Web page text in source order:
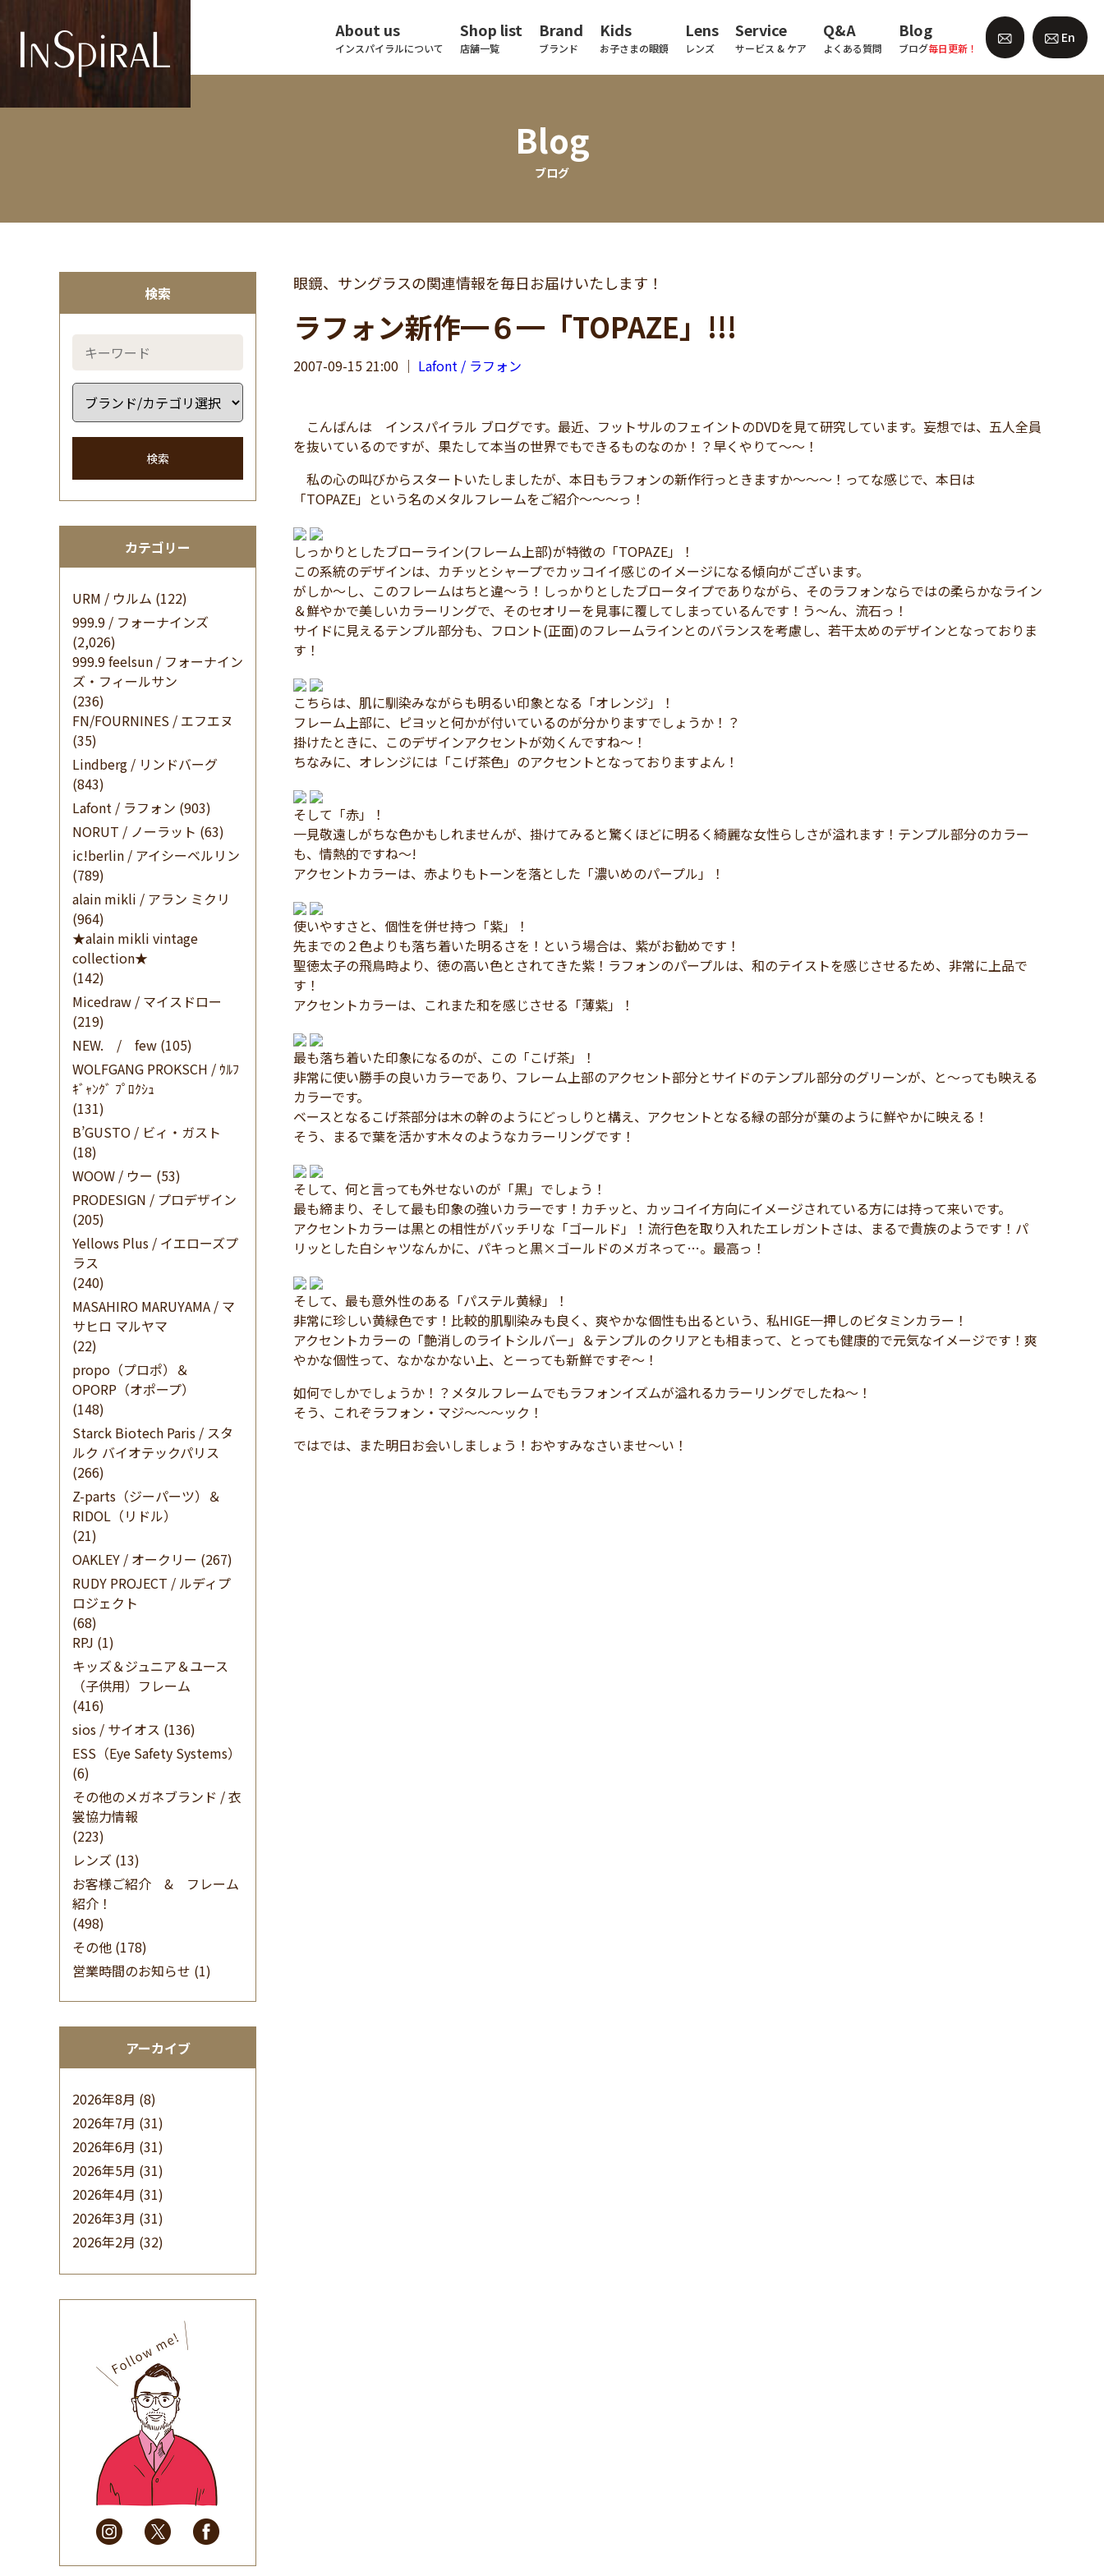
About us
インスパイラルについて
Shop list
店舗一覧
Brand
ブランド
Kids
お子さまの眼鏡
Lens
レンズ
Service
サービス & ケア
Q&A
よくある質問
Blog
ブログ毎日更新！
En
Blog
ブログ
検索
検索
カテゴリー
URM / ウルム (122)
999.9 / フォーナインズ
(2,026)
999.9 feelsun / フォーナイン
ズ・フィールサン
(236)
FN/FOURNINES / エフエヌ
(35)
Lindberg / リンドバーグ
(843)
Lafont / ラフォン (903)
NORUT / ノーラット (63)
ic!berlin / アイシーベルリン
(789)
alain mikli / アラン ミクリ
(964)
★alain mikli vintage
collection★
(142)
Micedraw / マイスドロー
(219)
NEW. / few (105)
WOLFGANG PROKSCH / ｳﾙﾌ
ｷﾞｬﾝｸﾞ ﾌﾟﾛｸｼｭ
(131)
B’GUSTO / ビィ・ガスト
(18)
WOOW / ウー (53)
PRODESIGN / プロデザイン
(205)
Yellows Plus / イエローズプ
ラス
(240)
MASAHIRO MARUYAMA / マ
サヒロ マルヤマ
(22)
propo（プロポ）＆
OPORP（オポープ）
(148)
Starck Biotech Paris / スタ
ルク バイオテックパリス
(266)
Z-parts（ジーパーツ）＆
RIDOL（リドル）
(21)
OAKLEY / オークリー (267)
RUDY PROJECT / ルディプ
ロジェクト
(68)
RPJ (1)
キッズ＆ジュニア＆ユース
（子供用）フレーム
(416)
sios / サイオス (136)
ESS（Eye Safety Systems）
(6)
その他のメガネブランド / 衣
裳協力情報
(223)
レンズ (13)
お客様ご紹介 & フレーム
紹介！
(498)
その他 (178)
営業時間のお知らせ (1)
アーカイブ
2026年8月 (8)
2026年7月 (31)
2026年6月 (31)
2026年5月 (31)
2026年4月 (31)
2026年3月 (31)
2026年2月 (32)
(32)
2025年9月(30)
2025年8月(31)
2025年7月(37)
2025年6月(48)
2025年5月
(41)
2025年4月
(32)
2025年3月(31)
2025年2月
(28)
2025年1月
(34)
眼鏡、サングラスの関連情報を毎日お届けいたします！
ラフォン新作━６━「TOPAZE」!!!
2007-09-15 21:00 ｜ Lafont / ラフォン
こんばんは インスパイラル ブログです。最近、フットサルのフェイントのDVDを見て研究しています。妄想では、五人全員
を抜いているのですが、果たして本当の世界でもできるものなのか！？早くやりて～～！
私の心の叫びからスタートいたしましたが、本日もラフォンの新作行っときますか～～～！ってな感じで、本日は
「TOPAZE」という名のメタルフレームをご紹介～～～っ！
しっかりとしたブローライン(フレーム上部)が特徴の「TOPAZE」！
この系統のデザインは、カチッとシャープでカッコイイ感じのイメージになる傾向がございます。
がしか～し、このフレームはちと違～う！しっかりとしたブロータイプでありながら、そのラフォンならではの柔らかなライン
＆鮮やかで美しいカラーリングで、そのセオリーを見事に覆してしまっているんです！う～ん、流石っ！
サイドに見えるテンプル部分も、フロント(正面)のフレームラインとのバランスを考慮し、若干太めのデザインとなっておりま
す！
こちらは、肌に馴染みながらも明るい印象となる「オレンジ」！
フレーム上部に、ピヨッと何かが付いているのが分かりますでしょうか！？
掛けたときに、このデザインアクセントが効くんですね～！
ちなみに、オレンジには「こげ茶色」のアクセントとなっておりますよん！
そして「赤」！
一見敬遠しがちな色かもしれませんが、掛けてみると驚くほどに明るく綺麗な女性らしさが溢れます！テンプル部分のカラー
も、情熱的ですね～!
アクセントカラーは、赤よりもトーンを落とした「濃いめのパープル」！
使いやすさと、個性を併せ持つ「紫」！
先までの２色よりも落ち着いた明るさを！という場合は、紫がお勧めです！
聖徳太子の飛鳥時より、徳の高い色とされてきた紫！ラフォンのパープルは、和のテイストを感じさせるため、非常に上品で
す！
アクセントカラーは、これまた和を感じさせる「薄紫」！
最も落ち着いた印象になるのが、この「こげ茶」！
非常に使い勝手の良いカラーであり、フレーム上部のアクセント部分とサイドのテンプル部分のグリーンが、と～っても映える
カラーです。
ベースとなるこげ茶部分は木の幹のようにどっしりと構え、アクセントとなる緑の部分が葉のように鮮やかに映える！
そう、まるで葉を活かす木々のようなカラーリングです！
そして、何と言っても外せないのが「黒」でしょう！
最も締まり、そして最も印象の強いカラーです！カチッと、カッコイイ方向にイメージされている方には持って来いです。
アクセントカラーは黒との相性がバッチリな「ゴールド」！流行色を取り入れたエレガントさは、まるで貴族のようです！パ
リッとした白シャツなんかに、パキっと黒×ゴールドのメガネって…。最高っ！
そして、最も意外性のある「パステル黄緑」！
非常に珍しい黄緑色です！比較的肌馴染みも良く、爽やかな個性も出るという、私HIGE一押しのビタミンカラー！
アクセントカラーの「艶消しのライトシルバー」＆テンプルのクリアとも相まって、とっても健康的で元気なイメージです！爽
やかな個性って、なかなかない上、とーっても新鮮ですぞ～！
如何でしかでしょうか！？メタルフレームでもラフォンイズムが溢れるカラーリングでしたね～！
そう、これぞラフォン・マジ～～～ック！
ではでは、また明日お会いしましょう！おやすみなさいませ～い！